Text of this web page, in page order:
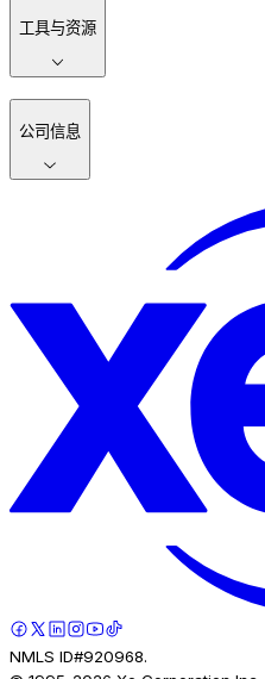
工具与资源
公司信息
NMLS ID#920968.